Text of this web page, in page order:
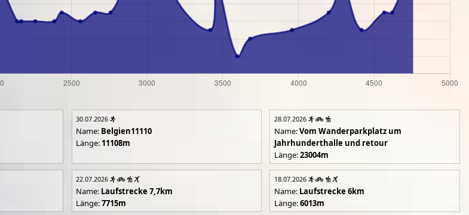
30.07.2026
Name: Belgien11110
Länge: 11108m
28.07.2026
Name:Vom Wanderparkplatz um
Jahrhunderthalle und retour
Länge:23004m
22.07.2026
Name: Laufstrecke 7,7km
Länge:7715m
18.07.2026
Name: Laufstrecke 6km
Länge:6013m